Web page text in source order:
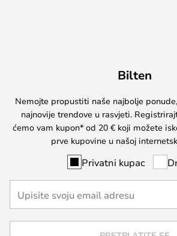
Bilten
Nemojte propustiti naše najbolje
najnovije trendove u rasvjeti.
ćemo vam kupon* od 20 € koji možete
prve kupovine u našoj
Privatni kupac